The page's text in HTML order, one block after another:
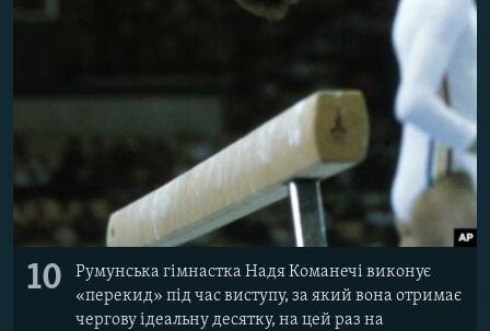
10
Румунська гімнастка Надя Команечі виконує
«перекид» під час виступу, за який вона отримає
чергову ідеальну десятку, на цей раз на